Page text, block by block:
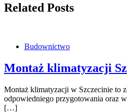
Related Posts
Budownictwo
Montaż klimatyzacji
Montaż klimatyzacji w Szczecinie to
odpowiedniego przygotowania oraz
[…]